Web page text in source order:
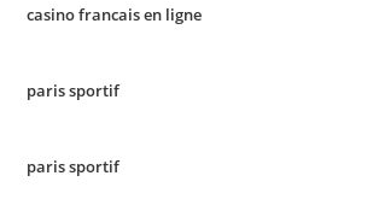
casino francais en ligne
paris sportif
paris sportif